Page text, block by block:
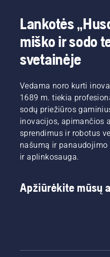
Lankotės
miško ir sodo
svetainėje
Vedama noro kurti
1689 m. tiekia
sodų priežiūros
inovacijos, apimančios
sprendimus ir robotus
našumą ir
ir aplinkosauga.
Apžiūrėkite mūsų